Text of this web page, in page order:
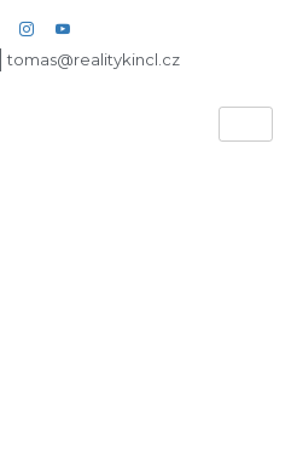
tomas@realitykincl.cz